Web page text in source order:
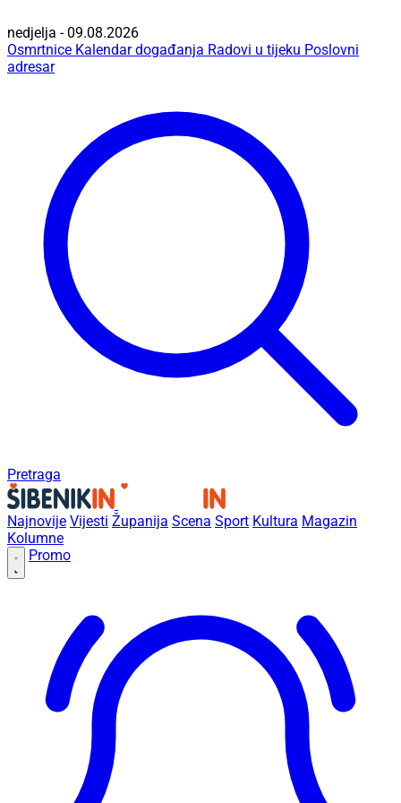
nedjelja - 09.08.2026
Osmrtnice Kalendar događanja Radovi u tijeku Poslovni
adresar
Pretraga
Najnovije Vijesti Županija Scena Sport Kultura Magazin
Kolumne
Promo